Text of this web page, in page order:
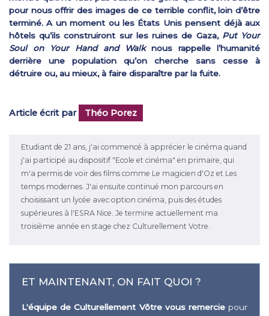
pour nous offrir des images de ce terrible conflit, loin d’être
terminé. A un moment ou les États Unis pensent déjà aux
hôtels qu’ils construiront sur les ruines de Gaza, Put Your
Soul on Your Hand and Walknous rappelle l’humanité
derrière une population qu’on cherche sans cesse à
détruire ou, au mieux, à faire disparaître par la fuite.
Article écrit par Théo Porez
Etudiant de 21 ans, j'ai commencé à apprécier le cinéma quand
j'ai participé au dispositif "Ecole et cinéma" en primaire, qui
m'a permis de voir des films comme Le magicien d'Oz et Les
temps modernes. J'ai ensuite continué mon parcours en
choisissant un lycée avec option cinéma, puis des études
supérieures à l'ESRA Nice. Je termine actuellement ma
troisième année en stage chez Culturellement Votre.
ET MAINTENANT, ON FAIT QUOI ?
L'équipe de Culturellement Vôtre vous remerciepour